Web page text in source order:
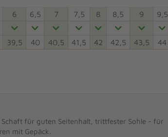
6 6,5 7 7,5 8 8,5 9 9,5
39,5 40 40,5 41,5 42 42,5 43,5 44
für guten Seitenhalt, trittfester Sohle - für
mit Gepäck.